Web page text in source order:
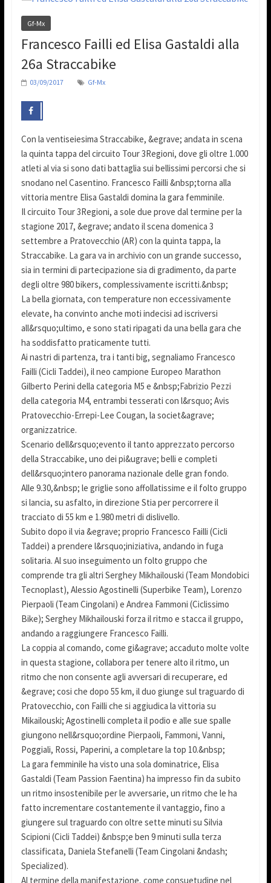
Gf-Mx
Francesco Failli ed Elisa Gastaldi alla
26a Straccabike
03/09/2017 Gf-Mx
Con la ventiseiesima Straccabike, &egrave; andata in scena
la quinta tappa del circuito Tour 3Regioni, dove gli oltre 1.000
atleti al via si sono dati battaglia sui bellissimi percorsi che si
snodano nel Casentino. Francesco Failli &nbsp;torna alla
vittoria mentre Elisa Gastaldi domina la gara femminile.
Il circuito Tour 3Regioni, a sole due prove dal termine per la
stagione 2017, &egrave; andato il scena domenica 3
settembre a Pratovecchio (AR) con la quinta tappa, la
Straccabike. La gara va in archivio con un grande successo,
sia in termini di partecipazione sia di gradimento, da parte
degli oltre 980 bikers, complessivamente iscritti.&nbsp;
La bella giornata, con temperature non eccessivamente
elevate, ha convinto anche moti indecisi ad iscriversi
all&rsquo;ultimo, e sono stati ripagati da una bella gara che
ha soddisfatto praticamente tutti.
Ai nastri di partenza, tra i tanti big, segnaliamo Francesco
Failli (Cicli Taddei), il neo campione Europeo Marathon
Gilberto Perini della categoria M5 e &nbsp;Fabrizio Pezzi
della categoria M4, entrambi tesserati con l&rsquo; Avis
Pratovecchio-Errepi-Lee Cougan, la societ&agrave;
organizzatrice.
Scenario dell&rsquo;evento il tanto apprezzato percorso
della Straccabike, uno dei pi&ugrave; belli e completi
dell&rsquo;intero panorama nazionale delle gran fondo.
Alle 9.30,&nbsp; le griglie sono affollatissime e il folto gruppo
si lancia, su asfalto, in direzione Stia per percorrere il
tracciato di 55 km e 1.980 metri di dislivello.
Subito dopo il via &egrave; proprio Francesco Failli (Cicli
Taddei) a prendere l&rsquo;iniziativa, andando in fuga
solitaria. Al suo inseguimento un folto gruppo che
comprende tra gli altri Serghey Mikhailouski (Team Mondobici
Tecnoplast), Alessio Agostinelli (Superbike Team), Lorenzo
Pierpaoli (Team Cingolani) e Andrea Fammoni (Ciclissimo
Bike); Serghey Mikhailouski forza il ritmo e stacca il gruppo,
andando a raggiungere Francesco Failli.
La coppia al comando, come gi&agrave; accaduto molte volte
in questa stagione, collabora per tenere alto il ritmo, un
ritmo che non consente agli avversari di recuperare, ed
&egrave; cosi che dopo 55 km, il duo giunge sul traguardo di
Pratovecchio, con Failli che si aggiudica la vittoria su
Mikailouski; Agostinelli completa il podio e alle sue spalle
giungono nell&rsquo;ordine Pierpaoli, Fammoni, Vanni,
Poggiali, Rossi, Paperini, a completare la top 10.&nbsp;
La gara femminile ha visto una sola dominatrice, Elisa
Gastaldi (Team Passion Faentina) ha impresso fin da subito
un ritmo insostenibile per le avversarie, un ritmo che le ha
fatto incrementare costantemente il vantaggio, fino a
giungere sul traguardo con oltre sette minuti su Silvia
Scipioni (Cicli Taddei) &nbsp;e ben 9 minuti sulla terza
classificata, Daniela Stefanelli (Team Cingolani &ndash;
Specialized).
Al termine della manifestazione, come consuetudine nel